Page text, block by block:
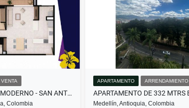
VENTA
APARTAMENTO MODERNO - SAN ANTONIO DE PEREIRA
Colombia
APARTAMENTO ARRENDAMIENTO
Medellín, Antioquia, Colombia